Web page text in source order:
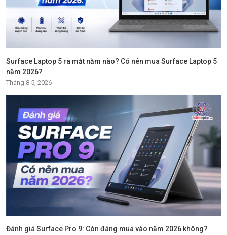
Surface Laptop 5 ra mắt năm nào? Có nên mua Surface Laptop 5
năm 2026?
Tháng 8 5, 2026
Đánh giá Surface Pro 9: Còn đáng mua vào năm 2026 không?